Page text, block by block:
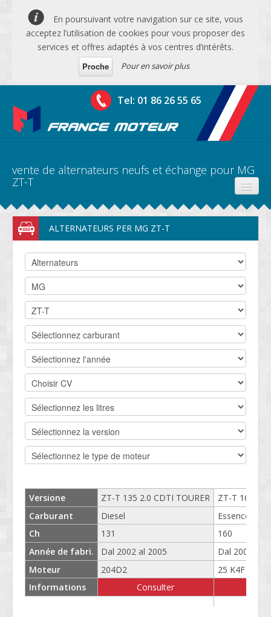
En poursuivant votre navigation sur ce site, vous
acceptez l’utilisation de cookies pour vous proposer des
services et offres adaptés à vos centres d’intérêts.
Proche
Pour en savoir plus
Tel: 01 86 26 55 65
vente de alternateurs neufs et échange pour MG
ZT-T
PRODUITS
DEVIS BV
CONTACT
SOCIETÉ
SERVICE CLIENTS
CONDITIONS
ALTERNATEURS PER MG ZT-T
Versione
Carburant
Ch
Année de fabri.
Moteur
Informations
ZT-T 135 2.0 CDTI TOURER
Diesel
131
Dal 2002 al 2005
204D2
Consulter
ZT-T 160
Essence
160
Dal 2001 al
25 K4F